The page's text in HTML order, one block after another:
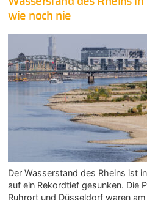
wie noch nie
Der Wasserstand des Rheins ist
auf ein Rekordtief gesunken. Die
Ruhrort und Düsseldorf waren